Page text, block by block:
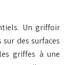
Un griffoir
des surfaces
griffes à une